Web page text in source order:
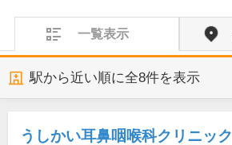
一覧表示
駅から近い順に全8件を表示
うしかい耳鼻咽喉科クリニック